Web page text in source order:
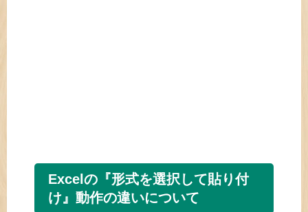
Excelの『形式を選択して貼り付
け』動作の違いについて